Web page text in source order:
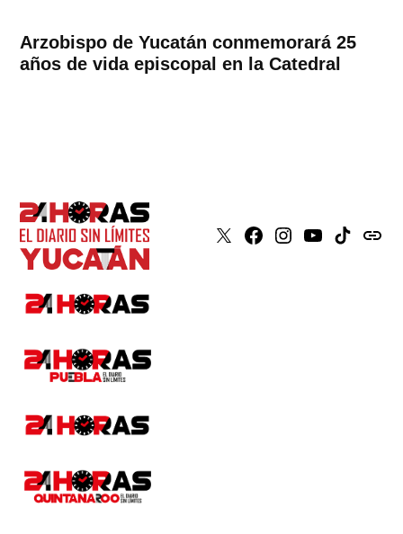
Arzobispo de Yucatán conmemorará 25
años de vida episcopal en la Catedral
X Faceboook
Instagram
YoutubeTiktokissuu